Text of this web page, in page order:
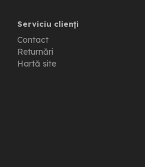
Serviciu clienți
Contact
Returnări
Hartă site